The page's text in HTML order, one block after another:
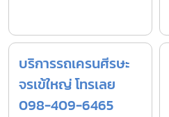
บริการรถเครนศีรษะ
จรเข้ใหญ่ โทรเลย
098-409-6465